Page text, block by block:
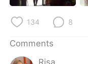
134 8
Comments
Risa